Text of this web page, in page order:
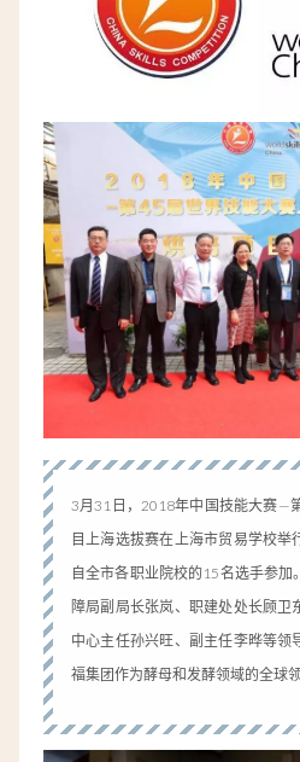
3月31日，2018年中国技能大赛—
目上海选拔赛在上海市贸易学校举
自全市各职业院校的15名选手参
障局副局长张岚、职建处处长顾卫
中心主任孙兴旺、副主任李晔等领
福集团作为酵母和发酵领域的全球